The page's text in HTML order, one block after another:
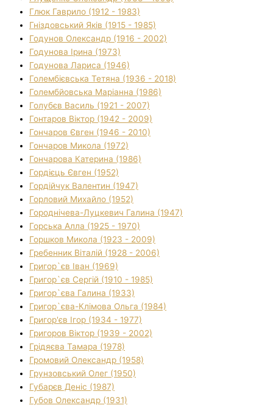
Глюк Гаврило (1912 - 1983)
Гніздовський Яків (1915 - 1985)
Годунов Олександр (1916 - 2002)
Годунова Ірина (1973)
Годунова Лариса (1946)
Голембієвська Тетяна (1936 - 2018)
Голембйовська Маріанна (1986)
Голубєв Василь (1921 - 2007)
Гонтаров Віктор (1942 - 2009)
Гончаров Євген (1946 - 2010)
Гончаров Микола (1972)
Гончарова Катерина (1986)
Гордієць Євген (1952)
Гордійчук Валентин (1947)
Горловий Михайло (1952)
Городнічева-Луцкевич Галина (1947)
Горська Алла (1925 - 1970)
Горшков Микола (1923 - 2009)
Гребенник Віталій (1928 - 2006)
Григор`єв Іван (1969)
Григор`єв Сергій (1910 - 1985)
Григор`єва Галина (1933)
Григор`єва-Клімова Ольга (1984)
Григор'єв Ігор (1934 - 1977)
Григоров Віктор (1939 - 2002)
Грідяєва Тамара (1978)
Громовий Олександр (1958)
Грунзовський Олег (1950)
Губарєв Деніс (1987)
Губов Олександр (1931)